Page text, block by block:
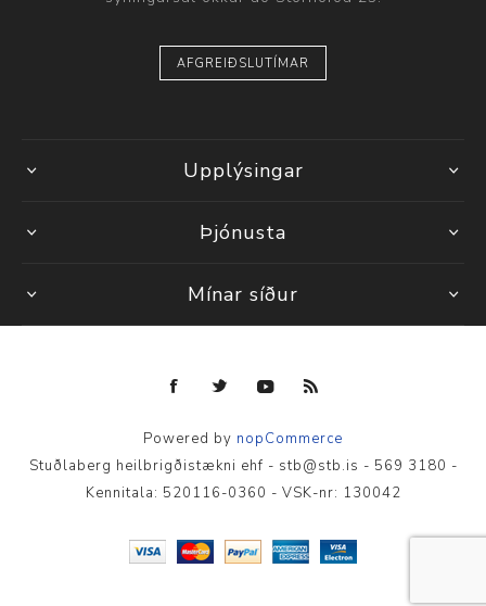
AFGREIÐSLUTÍMAR
Upplýsingar
Þjónusta
Mínar síður
Powered by nopCommerce
Stuðlaberg heilbrigðistækni ehf - stb@stb.is - 569 3180 -
Kennitala: 520116-0360 - VSK-nr: 130042